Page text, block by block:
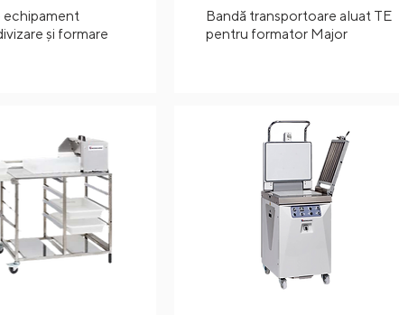
echipament
și formare
Bandă transportoare aluat TE
pentru formator Major